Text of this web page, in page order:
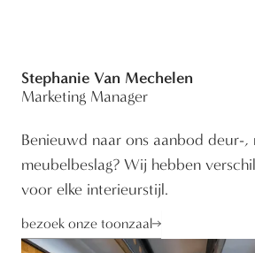
Stephanie Van Mechelen
Marketing Manager
Benieuwd naar ons aanbod deur-,
meubelbeslag? Wij hebben
voor elke interieurstijl.
bezoek onze toonzaal